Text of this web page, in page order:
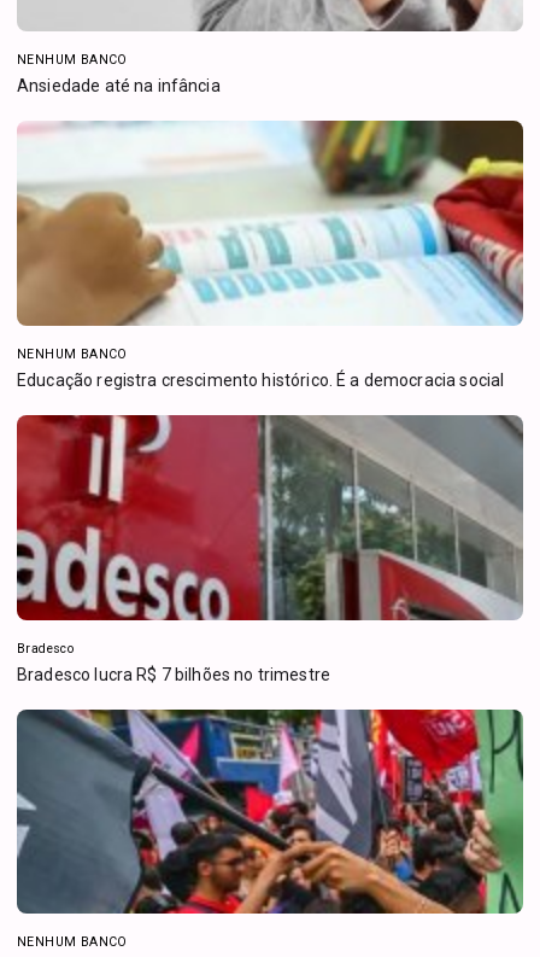
NENHUM BANCO
Ansiedade até na infância
NENHUM BANCO
Educação registra crescimento histórico. É a democracia social
Bradesco
Bradesco lucra R$ 7 bilhões no trimestre
NENHUM BANCO